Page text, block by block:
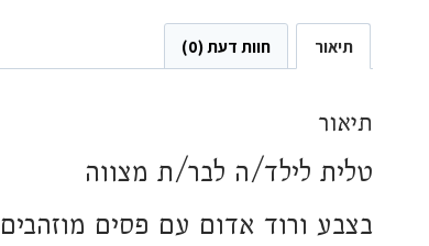
תיאור חוות דעת (0)
תיאור
טלית לילד/ה לבר/ת מצווה
בצבע ורוד אדום עם פסים מוזהבים